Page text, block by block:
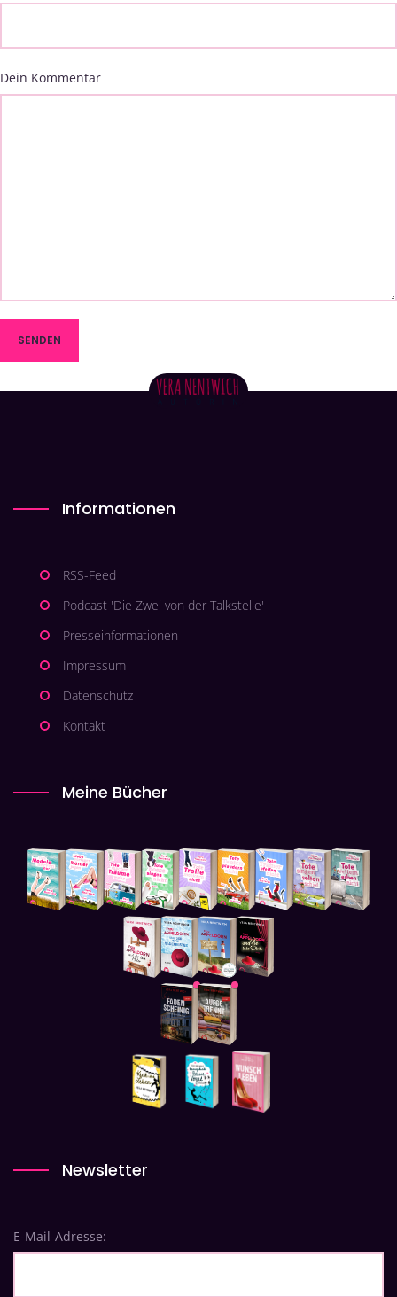
Dein Kommentar
Informationen
RSS-Feed
Podcast 'Die Zwei von der Talkstelle'
Presseinformationen
Impressum
Datenschutz
Kontakt
Meine Bücher
Newsletter
E-Mail-Adresse: